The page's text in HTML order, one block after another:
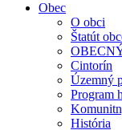
Obec
O obci
Štatút
Cintorín
Územný
Program
História